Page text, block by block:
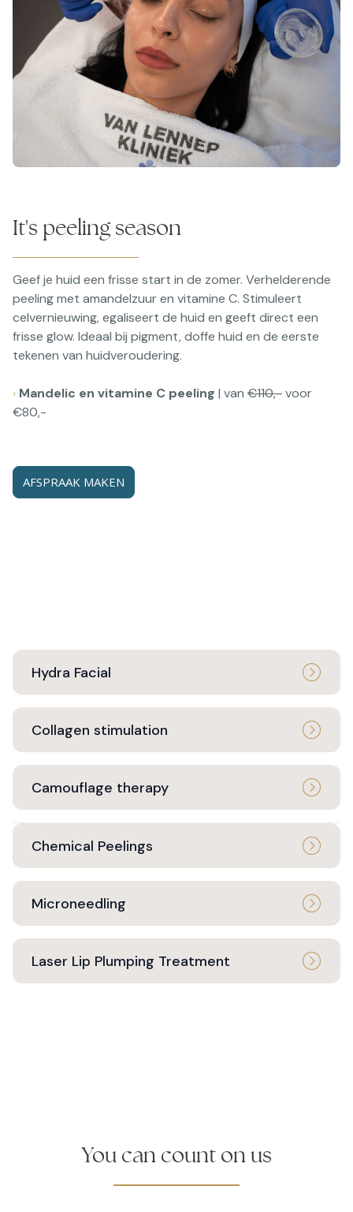
It's peeling season
Geef je huid een frisse start in de zomer. Verhelderende
peeling met amandelzuur en vitamine C. Stimuleert
celvernieuwing, egaliseert de huid en geeft direct een
frisse glow. Ideaal bij pigment, doffe huid en de eerste
tekenen van huidveroudering.
› Mandelic en vitamine C peeling | van €110,-voor
€80,-
AFSPRAAK MAKEN
Hydra Facial
Collagen stimulation
Camouflage therapy
Chemical Peelings
Microneedling
Laser Lip Plumping Treatment
You can count on us